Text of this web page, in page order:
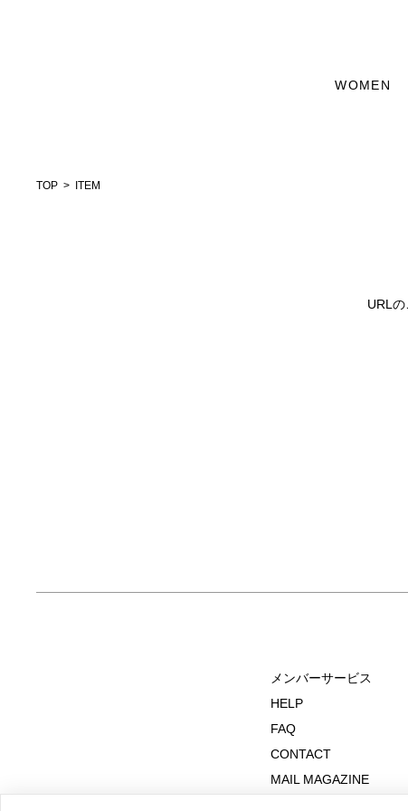
WOMEN
TOP ITEM
URL
メンバーサービス
HELP
FAQ
CONTACT
MAIL MAGAZINE